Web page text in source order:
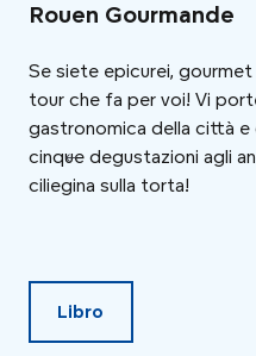
Rouen Gourmande
Se siete epicurei,
tour che fa per voi! Vi
gastronomica della città e
cinque degustazioni agli
ciliegina sulla torta!
Libro